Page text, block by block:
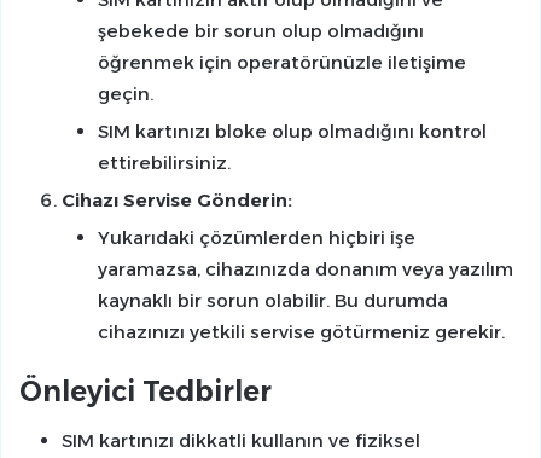
şebekede bir sorun olup olmadığını
öğrenmek için operatörünüzle iletişime
geçin.
SIM kartınızı bloke olup olmadığını kontrol
ettirebilirsiniz.
Cihazı Servise Gönderin:
Yukarıdaki çözümlerden hiçbiri işe
yaramazsa, cihazınızda donanım veya yazılım
kaynaklı bir sorun olabilir. Bu durumda
cihazınızı yetkili servise götürmeniz gerekir.
Önleyici Tedbirler
SIM kartınızı dikkatli kullanın ve fiziksel